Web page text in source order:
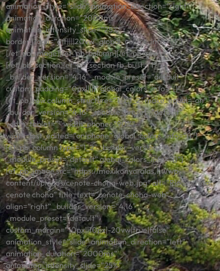
animation_style=”slide” animation_direction=”right”
animation_duration=”2000ms”
animation_intensity_slide=”25%”
border_radii=”off||||20vw” global_colors_info=”{}”]
[/et_pb_image][/et_pb_column][/et_pb_row]
[/et_pb_section][et_pb_section fb_built=”1″
_builder_version=”4.16″ _module_preset=”default”
custom_padding=”0px|||||” global_colors_info=”{}”]
[et_pb_row column_structure=”1_2,1_2″ make_equal=”on”
_builder_version=”4.16″ _module_preset=”default”
width_tablet=”” width_phone=”90%”
width_last_edited=”on|phone” global_colors_info=”{}”]
[et_pb_column type=”1_2″ _builder_version=”4.16″
_module_preset=”default” global_colors_info=”{}”]
[et_pb_image src=”https://mexikonyaralas.hu/wp-
content/uploads/cenote-choha-web.jpg” alt=”Rio Secreto:
cenote choha” title_text=”cenote-choha-web”
align=”right” _builder_version=”4.16″
_module_preset=”default”
custom_margin=”10px||10px|-20vw|true|false”
animation_style=”slide” animation_direction=”left”
animation_duration=”2000ms”
animation_intensity_slide=”25%”